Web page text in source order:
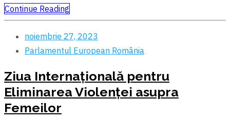
Continue Reading
noiembrie 27, 2023
Parlamentul European România
Ziua Internațională pentru
Eliminarea Violenței asupra
Femeilor